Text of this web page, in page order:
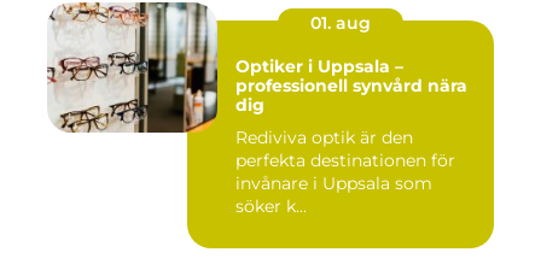
01. aug
Optiker i Uppsala –
professionell synvård nära
dig
Rediviva optik är den
perfekta destinationen för
invånare i Uppsala som
söker k...